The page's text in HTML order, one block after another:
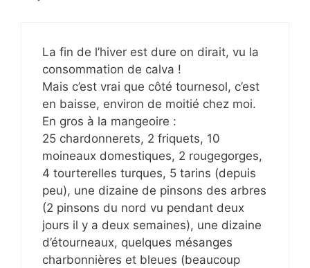
La fin de l’hiver est dure on dirait, vu la
consommation de calva !
Mais c’est vrai que côté tournesol, c’est
en baisse, environ de moitié chez moi.
En gros à la mangeoire :
25 chardonnerets, 2 friquets, 10
moineaux domestiques, 2 rougegorges,
4 tourterelles turques, 5 tarins (depuis
peu), une dizaine de pinsons des arbres
(2 pinsons du nord vu pendant deux
jours il y a deux semaines), une dizaine
d’étourneaux, quelques mésanges
charbonnières et bleues (beaucoup